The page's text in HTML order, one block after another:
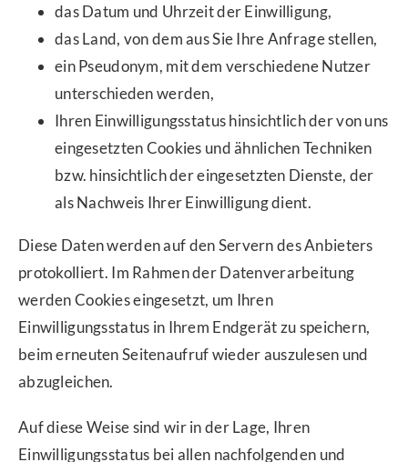
das Datum und Uhrzeit der Einwilligung,
das Land, von dem aus Sie Ihre Anfrage stellen,
ein Pseudonym, mit dem verschiedene Nutzer
unterschieden werden,
Ihren Einwilligungsstatus hinsichtlich der von uns
eingesetzten Cookies und ähnlichen Techniken
bzw. hinsichtlich der eingesetzten Dienste, der
als Nachweis Ihrer Einwilligung dient.
Diese Daten werden auf den Servern des Anbieters
protokolliert. Im Rahmen der Datenverarbeitung
werden Cookies eingesetzt, um Ihren
Einwilligungsstatus in Ihrem Endgerät zu speichern,
beim erneuten Seitenaufruf wieder auszulesen und
abzugleichen.
Auf diese Weise sind wir in der Lage, Ihren
Einwilligungsstatus bei allen nachfolgenden und